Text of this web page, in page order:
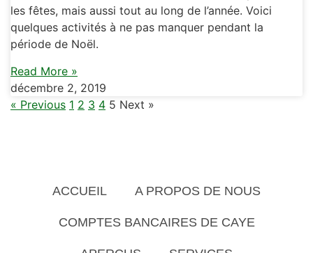
les fêtes, mais aussi tout au long de l’année. Voici
quelques activités à ne pas manquer pendant la
période de Noël.
Read More »
décembre 2, 2019
« Previous 1 2 3 4 5 Next »
ACCUEIL A PROPOS DE NOUS
COMPTES BANCAIRES DE CAYE